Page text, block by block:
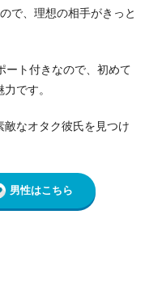
ので、理想の相手がきっと
ート付きなので、初めて
です。
なオタク彼氏を見つけ
男性はこちら